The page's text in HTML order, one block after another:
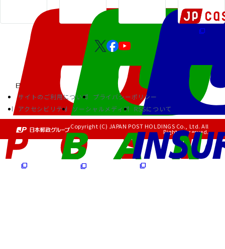
サイトのご利用について
プライバシーポリシー
アクセシビリティ
ソーシャルメディア RSSについて
Copyright (C) JAPAN POST HOLDINGS Co., Ltd. All
Rights Reserved.